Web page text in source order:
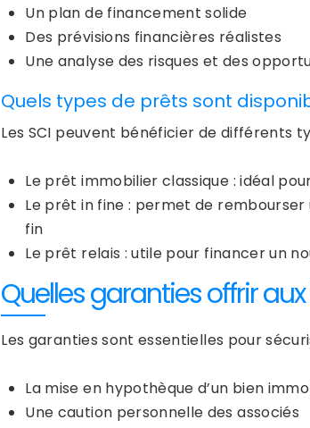
Un plan de financement solide
Des prévisions financières réalistes
Une analyse des risques et des
Quels types de prêts sont
Les SCI peuvent bénéficier de différents
Le prêt immobilier classique : idéal
Le prêt in fine : permet de
fin
Le prêt relais : utile pour financer un
Quelles garanties offrir
Les garanties sont essentielles pour
La mise en hypothèque d’un bien
Une caution personnelle des associés